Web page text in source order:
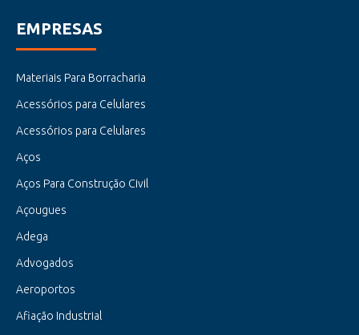
EMPRESAS
Materiais Para Borracharia
Acessórios para Celulares
Acessórios para Celulares
Aços
Aços Para Construção Civil
Açougues
Adega
Advogados
Aeroportos
Afiação Industrial